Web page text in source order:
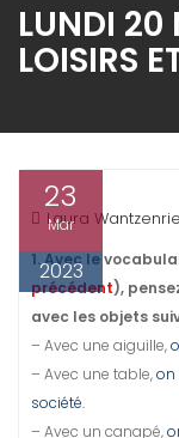
LUNDI 20
LOISIRS
23
Mar
2023
Laura
1. Avec le
précédent),
avec les objets
– Avec une aiguille,
– Avec une table,on
société.
– Avec un canapé,